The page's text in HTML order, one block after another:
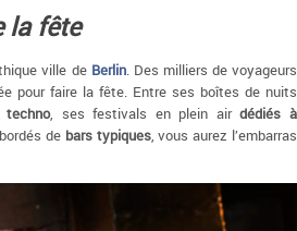
la fête
ville de Berlin. Des milliers de voyageurs
pour faire la fête. Entre ses boîtes de nuits
techno, ses festivals en plein airdédiés à
de bars typiques, vous aurez l’embarras